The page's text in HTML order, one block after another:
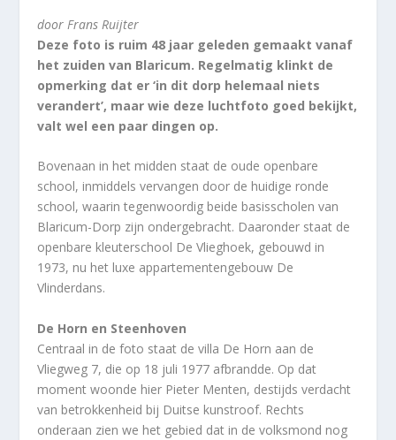
door Frans Ruijter
Deze foto is ruim 48 jaar geleden gemaakt vanaf
het zuiden van Blaricum. Regelmatig klinkt de
opmerking dat er ‘in dit dorp helemaal niets
verandert’, maar wie deze luchtfoto goed bekijkt,
valt wel een paar dingen op.
Bovenaan in het midden staat de oude openbare
school, inmiddels vervangen door de huidige ronde
school, waarin tegenwoordig beide basisscholen van
Blaricum-Dorp zijn ondergebracht. Daaronder staat de
openbare kleuterschool De Vlieghoek, gebouwd in
1973, nu het luxe appartementengebouw De
Vlinderdans.
De Horn en Steenhoven
Centraal in de foto staat de villa De Horn aan de
Vliegweg 7, die op 18 juli 1977 afbrandde. Op dat
moment woonde hier Pieter Menten, destijds verdacht
van betrokkenheid bij Duitse kunstroof. Rechts
onderaan zien we het gebied dat in de volksmond nog